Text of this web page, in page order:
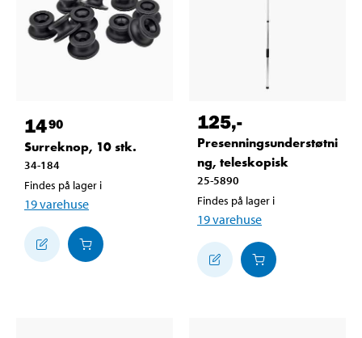
1490
Surreknop, 10 stk.
34-184
Findes på lager i
19varehuse
125,-
Presenningsunderstøtni
ng, teleskopisk
25-5890
Findes på lager i
19varehuse